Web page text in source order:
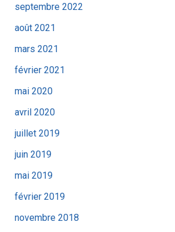
septembre 2022
août 2021
mars 2021
février 2021
mai 2020
avril 2020
juillet 2019
juin 2019
mai 2019
février 2019
novembre 2018